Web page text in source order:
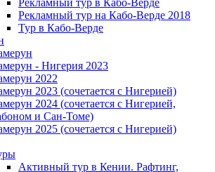
Рекламный тур в Кабо-Верде
Рекламный тур на Кабо-Верде 2018
Тур в Кабо-Верде
- Нигерия 2023
2022
2023 (сочетается с Нигерией)
2024 (сочетается с Нигерией,
и Сан-Томе)
2025 (сочетается с Нигерией)
Активный тур в Кении. Рафтинг,